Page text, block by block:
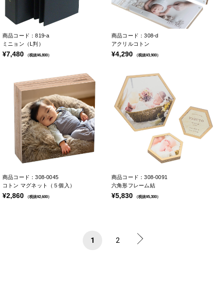
商品コード：819-a
ミニョン（L判）
¥7,480 （税抜¥6,800）
商品コード：308-d
アクリルコトン
¥4,290 （税抜¥3,900）
商品コード：308-0045
コトン マグネット（５個入）
¥2,860 （税抜¥2,600）
商品コード：308-0091
六角形フレーム結
¥5,830 （税抜¥5,300）
1 2